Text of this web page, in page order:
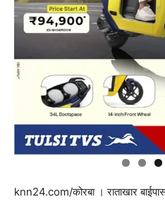
knn24.com/कोरबा । राताखार